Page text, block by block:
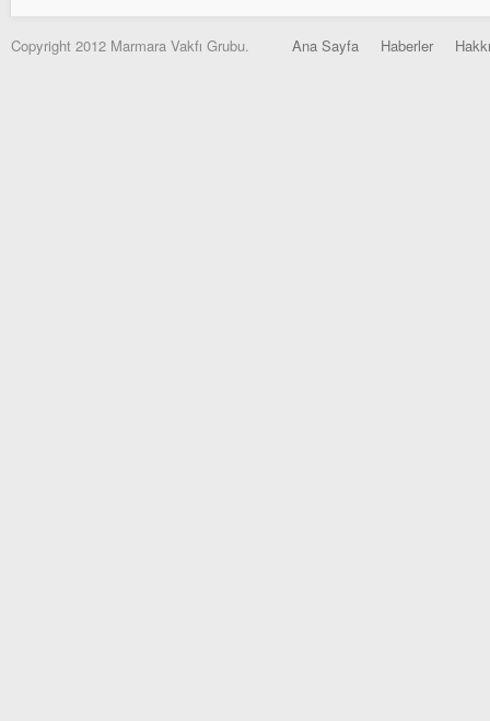
Copyright 2012 Marmara Vakfı Grubu. Ana Sayfa Haberler